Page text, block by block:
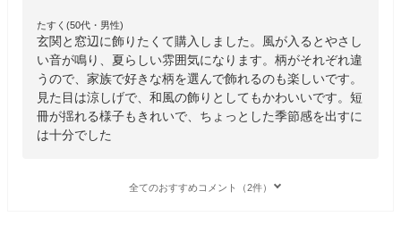
たすく(50代・男性)
玄関と窓辺に飾りたくて購入しました。風が入るとやさし
い音が鳴り、夏らしい雰囲気になります。柄がそれぞれ違
うので、家族で好きな柄を選んで飾れるのも楽しいです。
見た目は涼しげで、和風の飾りとしてもかわいいです。短
冊が揺れる様子もきれいで、ちょっとした季節感を出すに
は十分でした
全てのおすすめコメント（2件）